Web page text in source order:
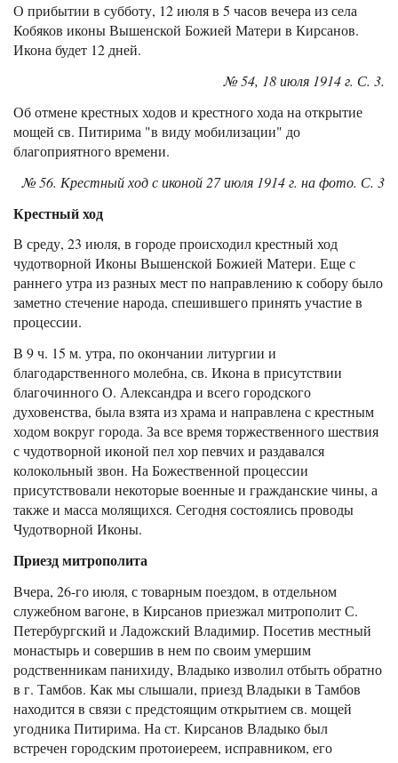
О прибытии в субботу, 12 июля в 5 часов вечера из села
Кобяков иконы Вышенской Божией Матери в Кирсанов.
Икона будет 12 дней.
№ 54, 18 июля 1914 г. С. 3.
Об отмене крестных ходов и крестного хода на открытие
мощей св. Питирима "в виду мобилизации" до
благоприятного времени.
№ 56. Крестный ход с иконой 27 июля 1914 г. на фото. С. 3
Крестный ход
В среду, 23 июля, в городе происходил крестный ход
чудотворной Иконы Вышенской Божией Матери. Еще с
раннего утра из разных мест по направлению к собору было
заметно стечение народа, спешившего принять участие в
процессии.
В 9 ч. 15 м. утра, по окончании литургии и
благодарственного молебна, св. Икона в присутствии
благочинного О. Александра и всего городского
духовенства, была взята из храма и направлена с крестным
ходом вокруг города. За все время торжественного шествия
с чудотворной иконой пел хор певчих и раздавался
колокольный звон. На Божественной процессии
присутствовали некоторые военные и гражданские чины, а
также и масса молящихся. Сегодня состоялись проводы
Чудотворной Иконы.
Приезд митрополита
Вчера, 26-го июля, с товарным поездом, в отдельном
служебном вагоне, в Кирсанов приезжал митрополит С.
Петербургский и Ладожский Владимир. Посетив местный
монастырь и совершив в нем по своим умершим
родственникам панихиду, Владыко изволил отбыть обратно
в г. Тамбов. Как мы слышали, приезд Владыки в Тамбов
находится в связи с предстоящим открытием св. мощей
угодника Питирима. На ст. Кирсанов Владыко был
встречен городским протоиереем, исправником, его